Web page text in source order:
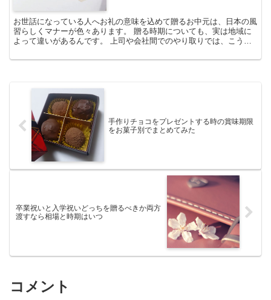
お世話になっている人へお礼の意味を込めて贈るお中元は、日本の風
習らしくマナーが色々あります。 贈る時期についても、実は地域に
よって違いがあるんです。 上司や会社間でのやり取りでは、こう言
手作りチョコをプレゼントする時の賞味期限
をお菓子別でまとめてみた
卒業祝いと入学祝いどっちを贈るべきか両方
渡すなら相場と時期はいつ
コメント